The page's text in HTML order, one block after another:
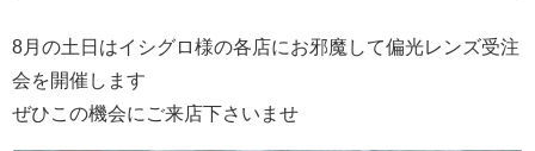
8月の土日はイシグロ様の各店にお邪魔して偏光レンズ受注
会を開催します
ぜひこの機会にご来店下さいませ